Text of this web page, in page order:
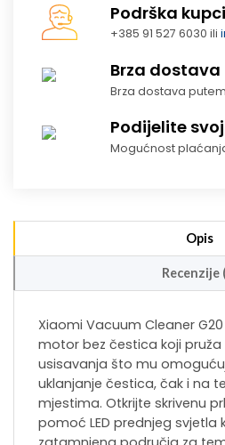
Podrška
+385 91 527 6030 ili
Brza dostava
Brza dostava
Podijelite
Mogućnost
Opis
Recenzije
Xiaomi Vacuum Cleaner
motor bez čestica koji pruža
usisavanja što mu
uklanjanje čestica, čak i na
mjestima. Otkrijte skrivenu
pomoć LED prednjeg svjetla